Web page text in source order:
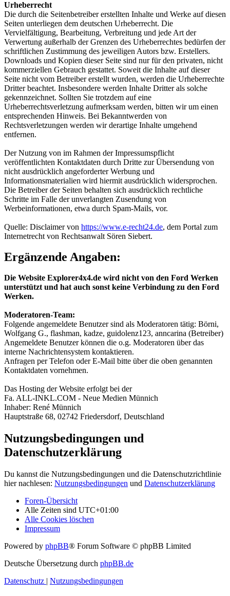
Urheberrecht
Die durch die Seitenbetreiber erstellten Inhalte und Werke auf diesen
Seiten unterliegen dem deutschen Urheberrecht. Die
Vervielfältigung, Bearbeitung, Verbreitung und jede Art der
Verwertung außerhalb der Grenzen des Urheberrechtes bedürfen der
schriftlichen Zustimmung des jeweiligen Autors bzw. Erstellers.
Downloads und Kopien dieser Seite sind nur für den privaten, nicht
kommerziellen Gebrauch gestattet. Soweit die Inhalte auf dieser
Seite nicht vom Betreiber erstellt wurden, werden die Urheberrechte
Dritter beachtet. Insbesondere werden Inhalte Dritter als solche
gekennzeichnet. Sollten Sie trotzdem auf eine
Urheberrechtsverletzung aufmerksam werden, bitten wir um einen
entsprechenden Hinweis. Bei Bekanntwerden von
Rechtsverletzungen werden wir derartige Inhalte umgehend
entfernen.
Der Nutzung von im Rahmen der Impressumspflicht
veröffentlichten Kontaktdaten durch Dritte zur Übersendung von
nicht ausdrücklich angeforderter Werbung und
Informationsmaterialien wird hiermit ausdrücklich widersprochen.
Die Betreiber der Seiten behalten sich ausdrücklich rechtliche
Schritte im Falle der unverlangten Zusendung von
Werbeinformationen, etwa durch Spam-Mails, vor.
Quelle: Disclaimer von https://www.e-recht24.de, dem Portal zum
Internetrecht von Rechtsanwalt Sören Siebert.
Ergänzende Angaben:
Die Website Explorer4x4.de wird nicht von den Ford Werken
unterstützt und hat auch sonst keine Verbindung zu den Ford
Werken.
Moderatoren-Team:
Folgende angemeldete Benutzer sind als Moderatoren tätig: Börni,
Wolfgang G., flashman, kadze, guidolenz123, anncarina (Betreiber)
Angemeldete Benutzer können die o.g. Moderatoren über das
interne Nachrichtensystem kontaktieren.
Anfragen per Telefon oder E-Mail bitte über die oben genannten
Kontaktdaten vornehmen.
Das Hosting der Website erfolgt bei der
Fa. ALL-INKL.COM - Neue Medien Münnich
Inhaber: René Münnich
Hauptstraße 68, 02742 Friedersdorf, Deutschland
Nutzungsbedingungen und
Datenschutzerklärung
Du kannst die Nutzungsbedingungen und die Datenschutzrichtlinie
hier nachlesen: Nutzungsbedingungen und Datenschutzerklärung
Foren-Übersicht
Alle Zeiten sind UTC+01:00
Alle Cookies löschen
Impressum
Powered by phpBB® Forum Software © phpBB Limited
Deutsche Übersetzung durch phpBB.de
Datenschutz | Nutzungsbedingungen